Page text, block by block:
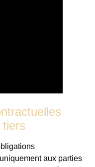
aux parties